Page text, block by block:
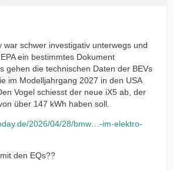
war schwer investigativ unterwegs und
ein bestimmtes Dokument
gehen die technischen Daten der BEVs
im Modelljahrgang 2027 in den USA
Vogel schiesst der neue iX5 ab, der
über 147 kWh haben soll.
2026/04/28/bmw…-im-elektro-
den EQs??